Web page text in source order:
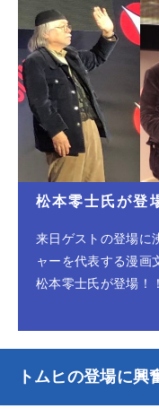
松本零士氏が登
来日ゲストの登場に
ャーを代表する漫画
松本零士氏が登場！！
トムヒの登場に興